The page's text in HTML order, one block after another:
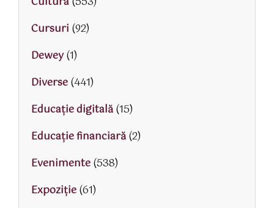
Cursuri (92)
Dewey(1)
Diverse(441)
Educaţie digitală(15)
Educaţie financiară(2)
Evenimente(538)
Expoziție(61)